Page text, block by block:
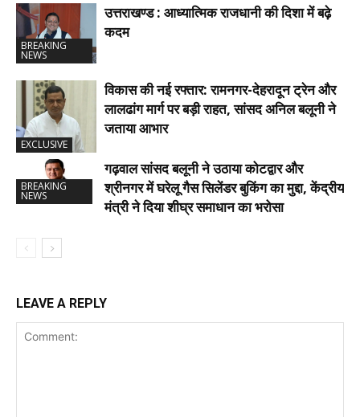
BREAKING
NEWS
उत्तराखण्ड : आध्यात्मिक राजधानी की दिशा में बढ़े
कदम
EXCLUSIVE
विकास की नई रफ्तार: रामनगर-देहरादून ट्रेन और
लालढांग मार्ग पर बड़ी राहत, सांसद अनिल बलूनी ने
जताया आभार
BREAKING
NEWS
गढ़वाल सांसद बलूनी ने उठाया कोटद्वार और
श्रीनगर में घरेलू गैस सिलेंडर बुकिंग का मुद्दा, केंद्रीय
मंत्री ने दिया शीघ्र समाधान का भरोसा
LEAVE A REPLY